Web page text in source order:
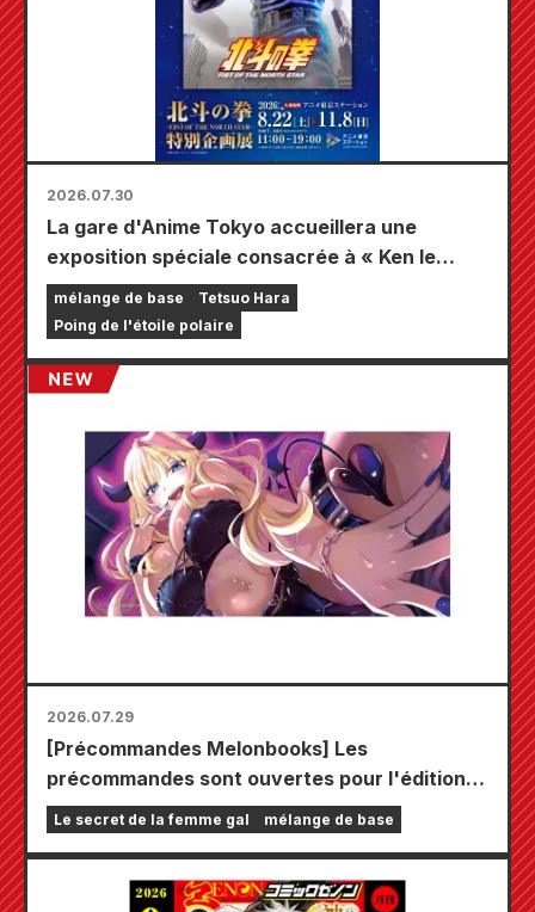
2026.07.30
La gare d'Anime Tokyo accueillera une
exposition spéciale consacrée à « Ken le
Survivant » !!
mélange de base
Tetsuo Hara
Poing de l'étoile polaire
2026.07.29
[Précommandes Melonbooks] Les
précommandes sont ouvertes pour l'édition
limitée comprenant un tapis de jeu spécial
orné d'une magnifique illustration de Fuyuki
Secret of the Gal Bride » sortira le 20
Le secret de la femme gal mélange de base